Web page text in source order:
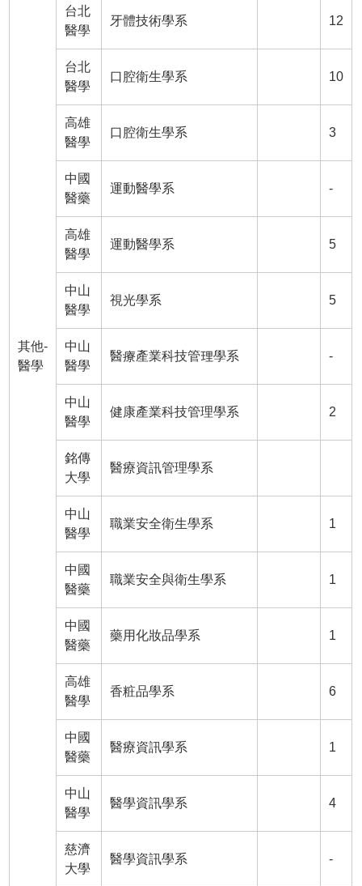
其他-
醫學
台北
醫學
牙體技術學系 12
台北
醫學
口腔衛生學系 10
高雄
醫學
口腔衛生學系 3
中國
醫藥
運動醫學系 -
高雄
醫學
運動醫學系 5
中山
醫學
視光學系 5
中山
醫學
醫療產業科技管理學系 -
中山
醫學
健康產業科技管理學系 2
銘傳
大學
醫療資訊管理學系
中山
醫學
職業安全衛生學系 1
中國
醫藥
職業安全與衛生學系 1
中國
醫藥
藥用化妝品學系 1
高雄
醫學
香粧品學系 6
中國
醫藥
醫療資訊學系 1
中山
醫學
醫學資訊學系 4
慈濟
大學
醫學資訊學系 -